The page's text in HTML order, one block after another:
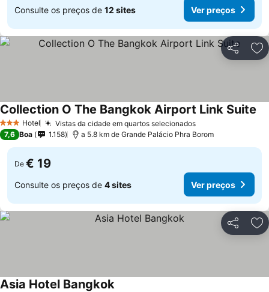
Consulte os preços de 12 sites Ver preços
Partilhar
3 EstrelasHotel Vistas da cidade em quartos selecionados
Collection O The Bangkok Airport Link Suite
7,6 Boa 1.158 a 5.8 km de Grande Palácio Phra Borom
De € 19
Consulte os preços de 4 sites Ver preços
Partilhar
Asia Hotel Bangkok